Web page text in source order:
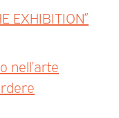
EXHIBITION”
nell’arte